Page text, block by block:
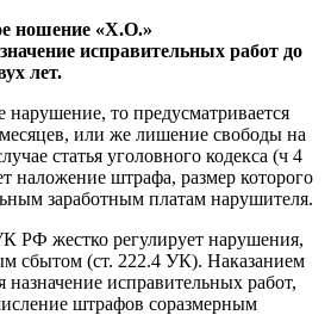
ношение «Х.О.»
исправительных работ до
лет.
нарушение, то предусматривается
или же лишение свободы на
статья уголовного кодекса (ч 4
наложение штрафа, размер которого
заработным платам нарушителя.
РФ жестко регулирует нарушения,
сбытом (ст. 222.4 УК). Наказанием
назначение исправительных работ,
штрафов соразмерным